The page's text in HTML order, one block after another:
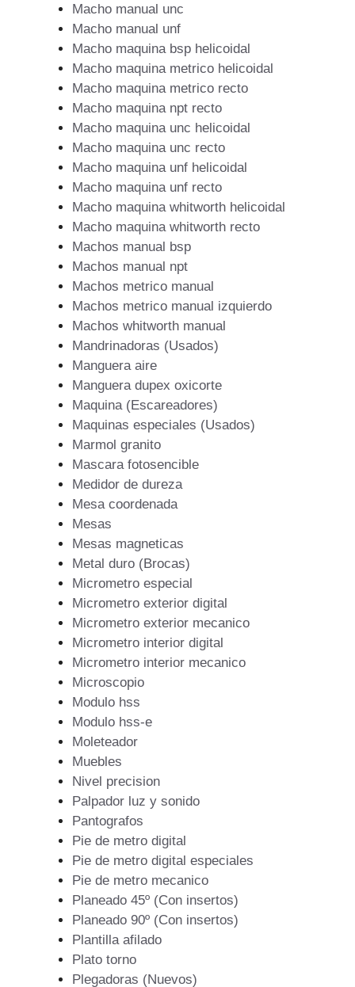
Macho manual unc
Macho manual unf
Macho maquina bsp helicoidal
Macho maquina metrico helicoidal
Macho maquina metrico recto
Macho maquina npt recto
Macho maquina unc helicoidal
Macho maquina unc recto
Macho maquina unf helicoidal
Macho maquina unf recto
Macho maquina whitworth helicoidal
Macho maquina whitworth recto
Machos manual bsp
Machos manual npt
Machos metrico manual
Machos metrico manual izquierdo
Machos whitworth manual
Mandrinadoras (Usados)
Manguera aire
Manguera dupex oxicorte
Maquina (Escareadores)
Maquinas especiales (Usados)
Marmol granito
Mascara fotosencible
Medidor de dureza
Mesa coordenada
Mesas
Mesas magneticas
Metal duro (Brocas)
Micrometro especial
Micrometro exterior digital
Micrometro exterior mecanico
Micrometro interior digital
Micrometro interior mecanico
Microscopio
Modulo hss
Modulo hss-e
Moleteador
Muebles
Nivel precision
Palpador luz y sonido
Pantografos
Pie de metro digital
Pie de metro digital especiales
Pie de metro mecanico
Planeado 45º (Con insertos)
Planeado 90º (Con insertos)
Plantilla afilado
Plato torno
Plegadoras (Nuevos)